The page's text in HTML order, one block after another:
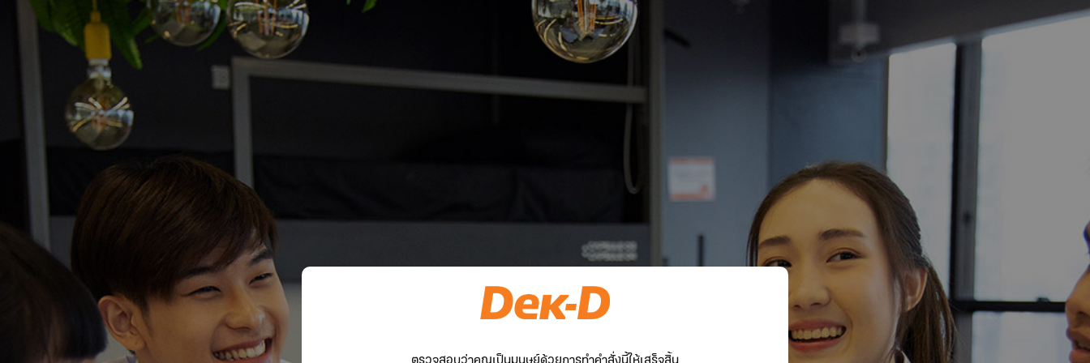
ตรวจสอบว่าคุณเป็นมนุษย์ด้วยการทำคำสั่งนี้ให้เสร็จสิ้น